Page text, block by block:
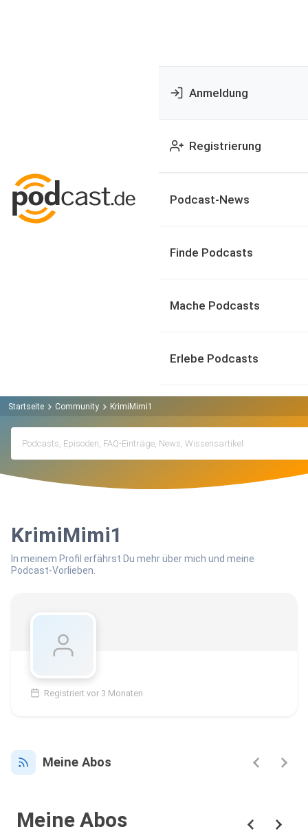
Anmeldung
Registrierung
Podcast-News
Finde Podcasts
Mache Podcasts
Erlebe Podcasts
Startseite Community KrimiMimi1
KrimiMimi1
In meinem Profil erfährst Du mehr über mich und meine
Podcast-Vorlieben.
Registriert vor 3 Monaten
Meine Abos
Meine Abos